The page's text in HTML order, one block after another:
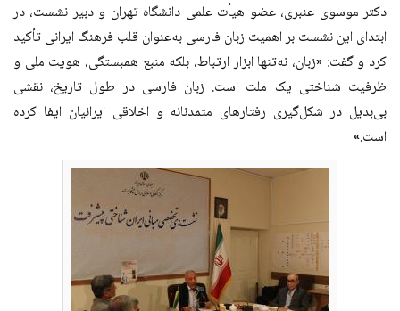
دکتر موسوی عنبری، عضو هیأت علمی دانشگاه تهران و دبیر نشست، در
ابتدای این نشست بر اهمیت زبان فارسی به‌عنوان قلب فرهنگ ایرانی تأکید
کرد و گفت: «زبان، نه‌تنها ابزار ارتباط، بلکه منبع همبستگی، هویت ملی و
ظرفیت شناختی یک ملت است. زبان فارسی در طول تاریخ، نقشی
بی‌بدیل در شکل‌گیری رفتارهای متمدنانه و اخلاقی ایرانیان ایفا کرده
است.»